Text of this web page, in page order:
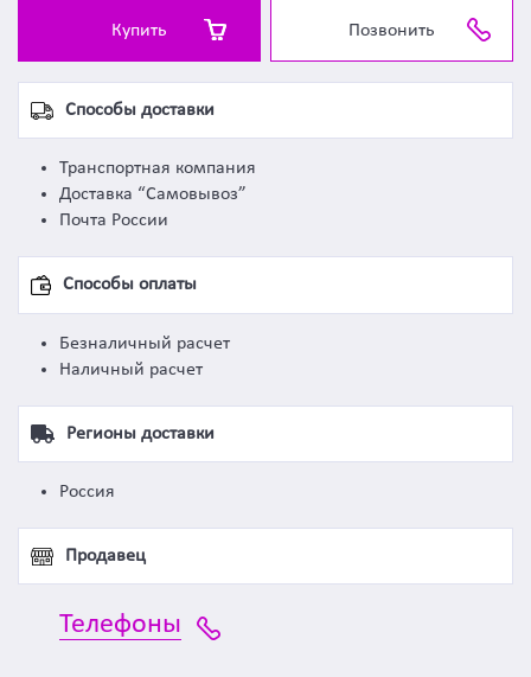
Купить Позвонить
Способы доставки
Транспортная компания
Доставка “Самовывоз”
Почта России
Способы оплаты
Безналичный расчет
Наличный расчет
Регионы доставки
Россия
Продавец
Телефоны